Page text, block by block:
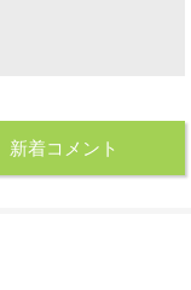
新着コメント